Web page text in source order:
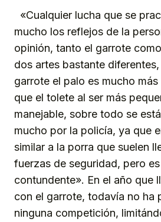
«Cualquier lucha que se
mucho los reflejos de la
opinión, tanto el garrote
dos artes bastante
garrote el palo es mucho
que el tolete al ser más
manejable, sobre todo se
mucho por la policía, ya que
similar a la porra que suelen
fuerzas de seguridad, pero
contundente». En el año que
con el garrote, todavía no ha
ninguna competición,